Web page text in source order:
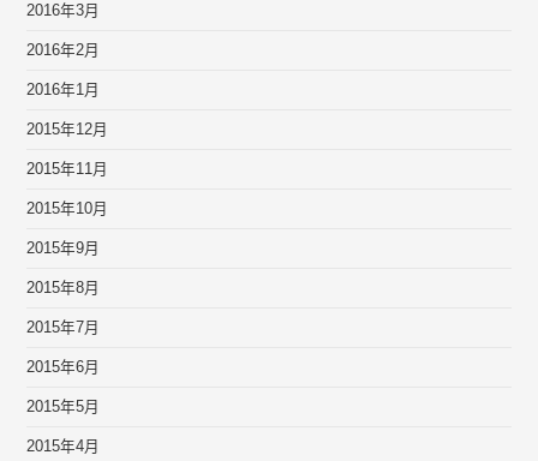
2016年3月
2016年2月
2016年1月
2015年12月
2015年11月
2015年10月
2015年9月
2015年8月
2015年7月
2015年6月
2015年5月
2015年4月